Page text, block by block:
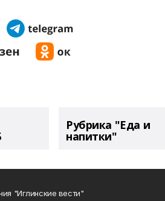
Рубрика "Еда и
напитки"
"Иглинские вести"